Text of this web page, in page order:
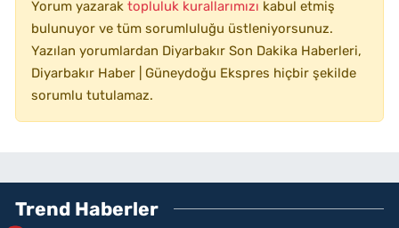
Yorum yazarak topluluk kurallarımızı kabul etmiş
bulunuyor ve tüm sorumluluğu üstleniyorsunuz.
Yazılan yorumlardan Diyarbakır Son Dakika Haberleri,
Diyarbakır Haber | Güneydoğu Ekspres hiçbir şekilde
sorumlu tutulamaz.
Trend Haberler